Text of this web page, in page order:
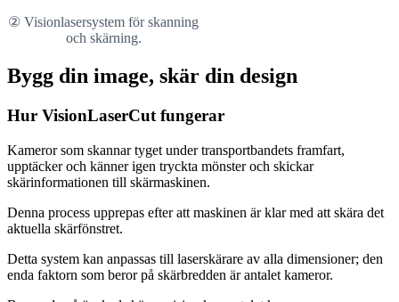
② Visionlasersystem för skanning
och skärning.
Bygg din image, skär din design
Hur VisionLaserCut fungerar
Kameror som skannar tyget under transportbandets framfart,
upptäcker och känner igen tryckta mönster och skickar
skärinformationen till skärmaskinen.
Denna process upprepas efter att maskinen är klar med att skära det
aktuella skärfönstret.
Detta system kan anpassas till laserskärare av alla dimensioner; den
enda faktorn som beror på skärbredden är antalet kameror.